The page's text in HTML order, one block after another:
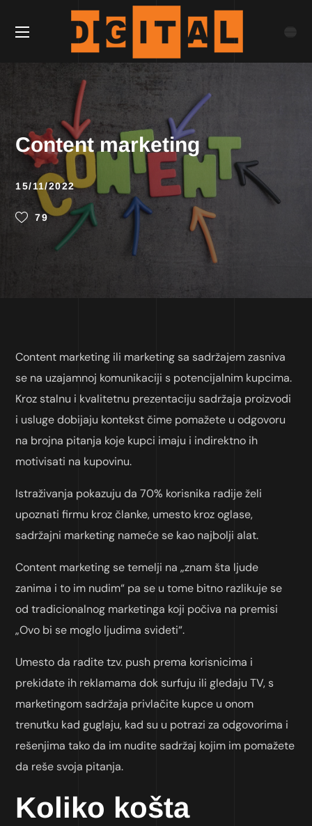
Content marketing
15/11/2022
79
Content marketing ili marketing sa sadržajem zasniva
se na uzajamnoj komunikaciji s potencijalnim kupcima.
Kroz stalnu i kvalitetnu prezentaciju sadržaja proizvodi
i usluge dobijaju kontekst čime pomažete u odgovoru
na brojna pitanja koje kupci imaju i indirektno ih
motivisati na kupovinu.
Istraživanja pokazuju da 70% korisnika radije želi
upoznati firmu kroz članke, umesto kroz oglase,
sadržajni marketing nameće se kao najbolji alat.
Content marketing se temelji na „znam šta ljude
zanima i to im nudim“ pa se u tome bitno razlikuje se
od tradicionalnog marketinga koji počiva na premisi
„Ovo bi se moglo ljudima svideti“.
Umesto da radite tzv. push prema korisnicima i
prekidate ih reklamama dok surfuju ili gledaju TV, s
marketingom sadržaja privlačite kupce u onom
trenutku kad guglaju, kad su u potrazi za odgovorima i
rešenjima tako da im nudite sadržaj kojim im pomažete
da reše svoja pitanja.
Koliko košta